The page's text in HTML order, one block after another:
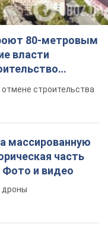
80-метровым
власти
строительства
массированную
часть
Фото и видео
дроны